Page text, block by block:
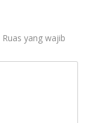
Ruas yang wajib